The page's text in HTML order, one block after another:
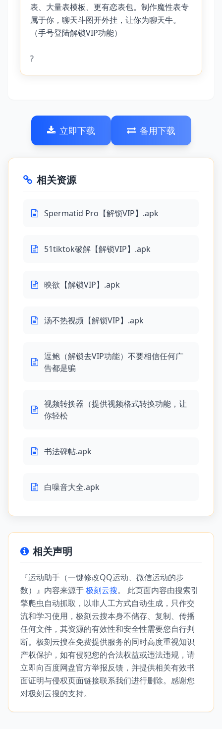
表、大量表模板、更有恋表包。制作魔性表专
属于你，聊天斗图开外挂，让你为聊天牛。
（手号登陆解锁VIP功能）
?
立即下载 备用下载
相关资源
Spermatid Pro【解锁VIP】.apk
51tiktok破解【解锁VIP】.apk
映欲【解锁VIP】.apk
汤不热视频【解锁VIP】.apk
逗鲍（解锁去VIP功能）不要相信任何广
告都是骗
视频转换器（提供视频格式转换功能，让
你轻松
书法碑帖.apk
白噪音大全.apk
相关声明
『运动助手（一键修改QQ运动、微信运动的步
数）』内容来源于极刻云搜。 此页面内容由搜索引
擎爬虫自动抓取，以非人工方式自动生成，只作交
流和学习使用，极刻云搜本身不储存、复制、传播
任何文件，其资源的有效性和安全性需要您自行判
断。极刻云搜在免费提供服务的同时高度重视知识
产权保护，如有侵犯您的合法权益或违法违规，请
立即向百度网盘官方举报反馈，并提供相关有效书
面证明与侵权页面链接联系我们进行删除。感谢您
对极刻云搜的支持。